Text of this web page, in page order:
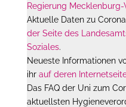
Regierung
Aktuelle Daten zu
der Seite des
Soziales.
Neueste Informationen
ihr auf deren
Das FAQ der Uni zum
aktuellsten